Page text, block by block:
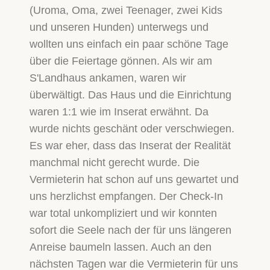
(Uroma, Oma, zwei Teenager, zwei Kids
und unseren Hunden) unterwegs und
wollten uns einfach ein paar schöne Tage
über die Feiertage gönnen. Als wir am
S'Landhaus ankamen, waren wir
überwältigt. Das Haus und die Einrichtung
waren 1:1 wie im Inserat erwähnt. Da
wurde nichts geschänt oder verschwiegen.
Es war eher, dass das Inserat der Realität
manchmal nicht gerecht wurde. Die
Vermieterin hat schon auf uns gewartet und
uns herzlichst empfangen. Der Check-In
war total unkompliziert und wir konnten
sofort die Seele nach der für uns längeren
Anreise baumeln lassen. Auch an den
nächsten Tagen war die Vermieterin für uns